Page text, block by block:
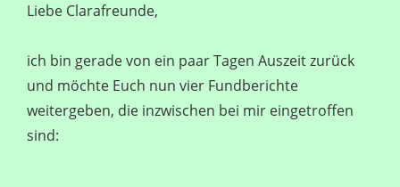
Liebe Clarafreunde,
ich bin gerade von ein paar Tagen Auszeit zurück
und möchte Euch nun vier Fundberichte
weitergeben, die inzwischen bei mir eingetroffen
sind: